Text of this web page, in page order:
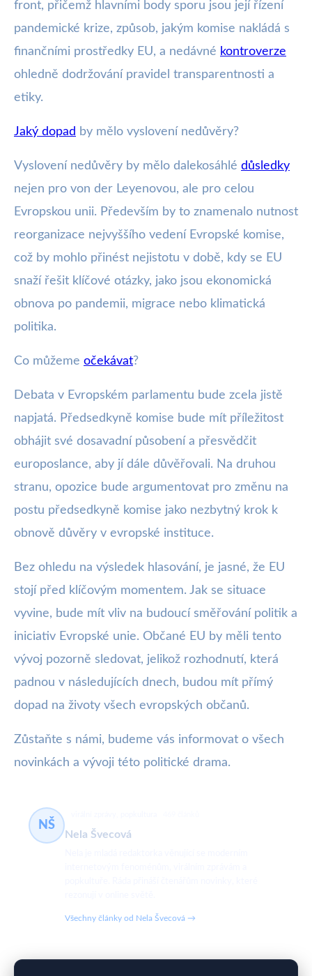
front, přičemž hlavními body sporu jsou její řízení
pandemické krize, způsob, jakým komise nakládá s
finančními prostředky EU, a nedávné kontroverze
ohledně dodržování pravidel transparentnosti a
etiky.
Jaký dopad by mělo vyslovení nedůvěry?
Vyslovení nedůvěry by mělo dalekosáhlé důsledky
nejen pro von der Leyenovou, ale pro celou
Evropskou unii. Především by to znamenalo nutnost
reorganizace nejvyššího vedení Evropské komise,
což by mohlo přinést nejistotu v době, kdy se EU
snaží řešit klíčové otázky, jako jsou ekonomická
obnova po pandemii, migrace nebo klimatická
politika.
Co můžeme očekávat?
Debata v Evropském parlamentu bude zcela jistě
napjatá. Předsedkyně komise bude mít příležitost
obhájit své dosavadní působení a přesvědčit
europoslance, aby jí dále důvěřovali. Na druhou
stranu, opozice bude argumentovat pro změnu na
postu předsedkyně komise jako nezbytný krok k
obnově důvěry v evropské instituce.
Bez ohledu na výsledek hlasování, je jasné, že EU
stojí před klíčovým momentem. Jak se situace
vyvine, bude mít vliv na budoucí směřování politik a
iniciativ Evropské unie. Občané EU by měli tento
vývoj pozorně sledovat, jelikož rozhodnutí, která
padnou v následujících dnech, budou mít přímý
dopad na životy všech evropských občanů.
Zůstaňte s námi, budeme vás informovat o všech
novinkách a vývoji této politické drama.
NŠ
Nela Švecová
Všechny články od Nela Švecová →